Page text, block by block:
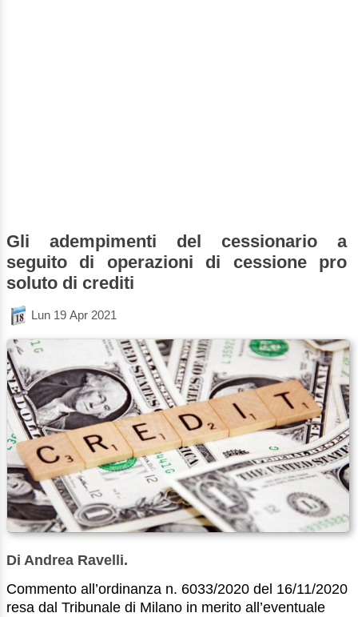
Gli adempimenti del cessionario a
seguito di operazioni di cessione pro
soluto di crediti
Lun 19 Apr 2021
Di Andrea Ravelli.
Commento all’ordinanza n. 6033/2020 del 16/11/2020
resa dal Tribunale di Milano in merito all’eventuale